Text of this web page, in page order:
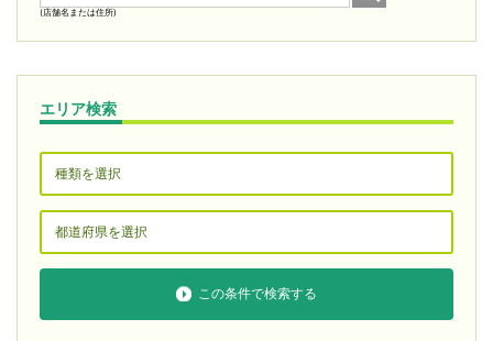
(店舗名または住所)
エリア検索
この条件で検索する